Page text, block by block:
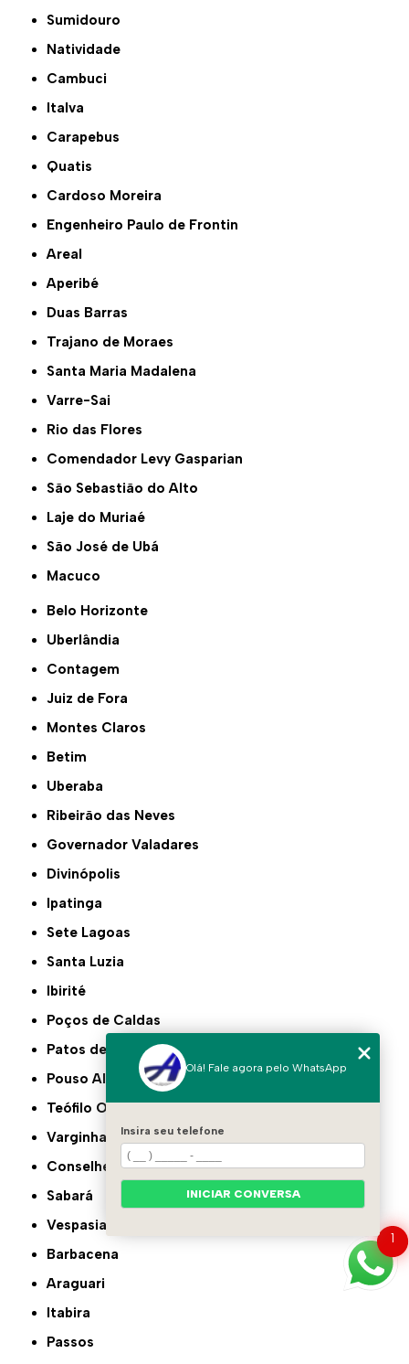
Sumidouro
Natividade
Cambuci
Italva
Carapebus
Quatis
Cardoso Moreira
Engenheiro Paulo de Frontin
Areal
Aperibé
Duas Barras
Trajano de Moraes
Santa Maria Madalena
Varre-Sai
Rio das Flores
Comendador Levy Gasparian
São Sebastião do Alto
Laje do Muriaé
São José de Ubá
Macuco
Belo Horizonte
Uberlândia
Contagem
Juiz de Fora
Montes Claros
Betim
Uberaba
Ribeirão das Neves
Governador Valadares
Divinópolis
Ipatinga
Sete Lagoas
Santa Luzia
Ibirité
Poços de Caldas
Patos de Minas
Pouso Alegre
Teófilo Otoni
Varginha
Conselheiro Lafaiete
Sabará
Vespasiano
Barbacena
Araguari
Itabira
Passos
1
Olá! Fale agora pelo WhatsApp
Insira seu telefone
INICIAR CONVERSA